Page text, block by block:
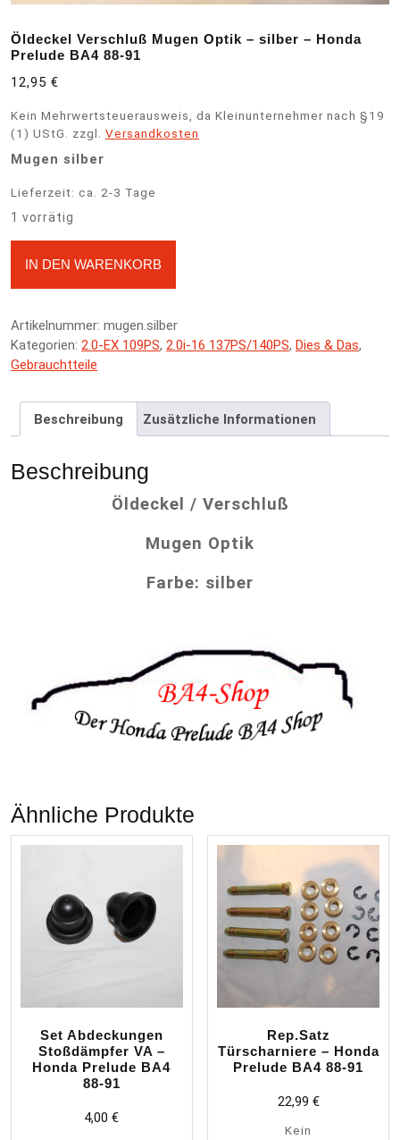
Öldeckel Verschluß Mugen Optik – silber – Honda
Prelude BA4 88-91
12,95 €
Kein Mehrwertsteuerausweis, da Kleinunternehmer nach §19
(1) UStG.
zzgl. Versandkosten
Mugen silber
Lieferzeit: ca. 2-3 Tage
1 vorrätig
88-91 Menge
IN DEN WARENKORB
r
n
i
v
Artikelnummer: mugen.silber
Kategorien: 2.0-EX 109PS, 2.0i-16 137PS/140PS, Dies & Das,
Gebrauchtteile
Beschreibung Zusätzliche Informationen
Beschreibung
Öldeckel / Verschluß
Mugen Optik
Farbe: silber
Ähnliche Produkte
Set Abdeckungen
Stoßdämpfer VA –
Honda Prelude BA4
88-91
4,00€
Rep.Satz
Türscharniere – Honda
Prelude BA4 88-91
22,99 €
Kein